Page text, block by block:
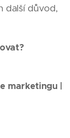
další důvod,
marketingu |
|Žokejská